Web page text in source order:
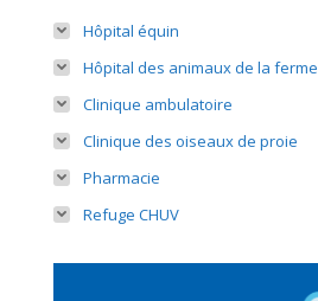
Hôpital équin
Hôpital des animaux de la ferme
Clinique ambulatoire
Clinique des oiseaux de proie
Pharmacie
Refuge CHUV